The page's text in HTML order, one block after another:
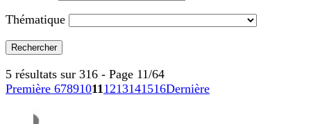
Thématique
5 résultats sur 316 - Page 11/64
Première 67891011 1213141516Dernière